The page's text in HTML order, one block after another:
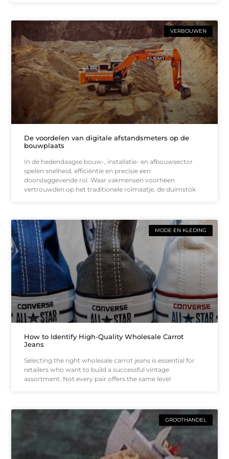
VERBOUWEN
De voordelen van digitale afstandsmeters op de
bouwplaats
In de hedendaagse bouw-, installatie- en afbouwsector
spelen snelheid, efficiëntie en precisie een
doorslaggevende rol. Waar vakmensen voorheen
vertrouwden op het traditionele rolmaatje, de duimstok
MODE EN KLEDING
How to Identify High-Quality Wholesale Carrot
Jeans
Selecting the right wholesale carrot jeans is essential for
retailers who want to build a successful vintage
assortment. Not every pair offers the same level
GROOTHANDEL